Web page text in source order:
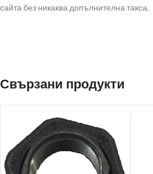
сайта без никаква допълнителна такса.
Свързани продукти